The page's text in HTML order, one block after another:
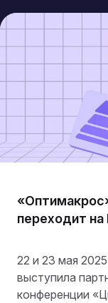
переходит
22 и 23 мая
выступила
конференции